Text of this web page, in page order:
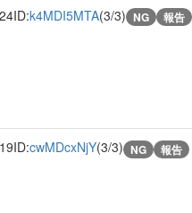
ID:k4MDI5MTA(3/3) NG 報告
ID:cwMDcxNjY(3/3) NG 報告